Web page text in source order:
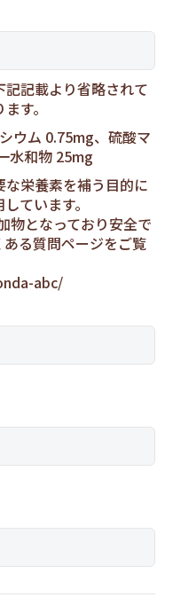
記載より省略されて
す。
ウム 0.75mg、硫酸マ
水和物 25mg
栄養素を補う目的に
ています。
物となっており安全で
る質問ページをご覧
abc/